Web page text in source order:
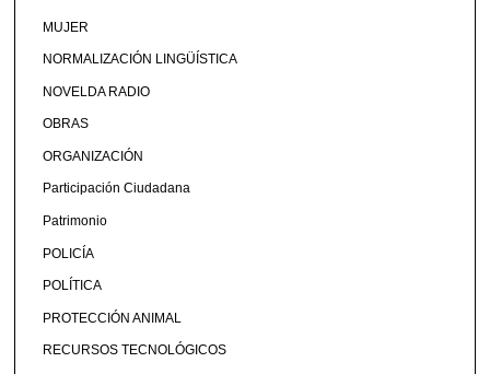
MUJER
NORMALIZACIÓN LINGÜÍSTICA
NOVELDA RADIO
OBRAS
ORGANIZACIÓN
Participación Ciudadana
Patrimonio
POLICÍA
POLÍTICA
PROTECCIÓN ANIMAL
RECURSOS TECNOLÓGICOS